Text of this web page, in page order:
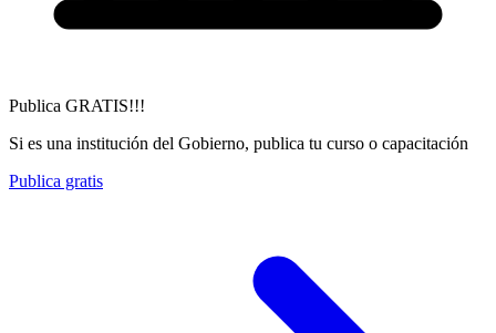
Publica GRATIS!!!
Si es una institución del Gobierno, publica tu curso o capacitación
Publica gratis